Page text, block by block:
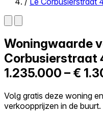
Zelf kopen
Alles-in-één
Reviews
Prijzen
Log in
Probeer Walter gratis
Woningwaarde
Corbusierstraat
1.235.000 – €
Volg gratis deze woning
verkoopprijzen in de buurt.